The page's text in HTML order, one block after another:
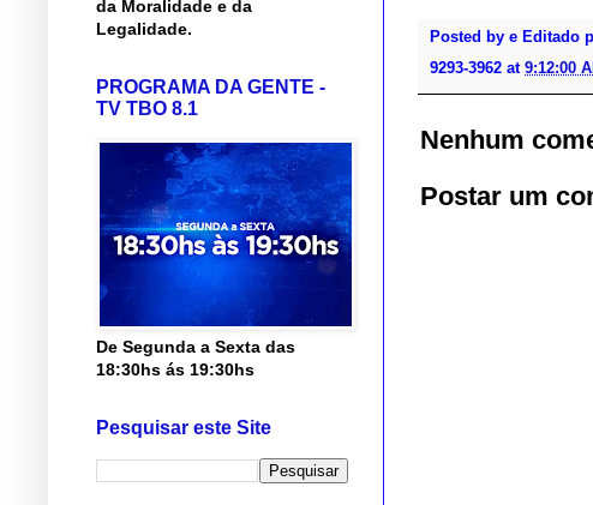
Posted by e Editado
9293-3962 at 9:12:00
Nenhum
Postar um
da Moralidade e da
Legalidade.
PROGRAMA DA GENTE -
TV TBO 8.1
De Segunda a Sexta das
18:30hs ás 19:30hs
Pesquisar este Site